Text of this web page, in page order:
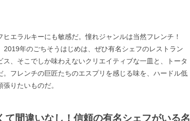
エラルキーにも敏感だ。憧れジャンルは当然フレンチ！
年のごちそうはじめは、ぜひ有名シェフのレストラン
、そこでしか味わえないクリエイティブな一皿と、トータ
フレンチの巨匠たちのエスプリを感じる味を、ハードル低
りたいものだ。
間違いなし！信頼の有名シェフがいる名